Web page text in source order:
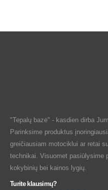
"Tepalų bazė" - kasdien dirba
Parinksime produktus
greičiausiam motociklui ar retai
technikai. Visuomet pasiūlysime
kokybinių bei kainos lygių.
Turite klausimų?